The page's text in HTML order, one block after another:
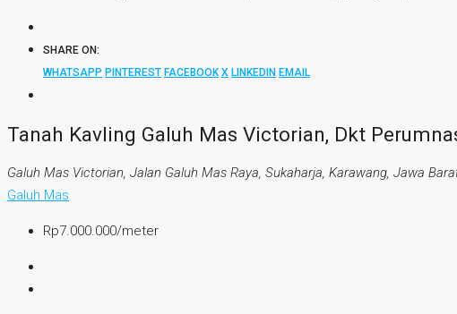
SHARE ON:
WHATSAPP PINTEREST FACEBOOK X LINKEDIN EMAIL
Tanah Kavling Galuh Mas Victorian, Dkt
Galuh Mas Victorian, Jalan Galuh Mas Raya, Sukaharja, Karawang, Jawa
Galuh Mas
Rp7.000.000/meter